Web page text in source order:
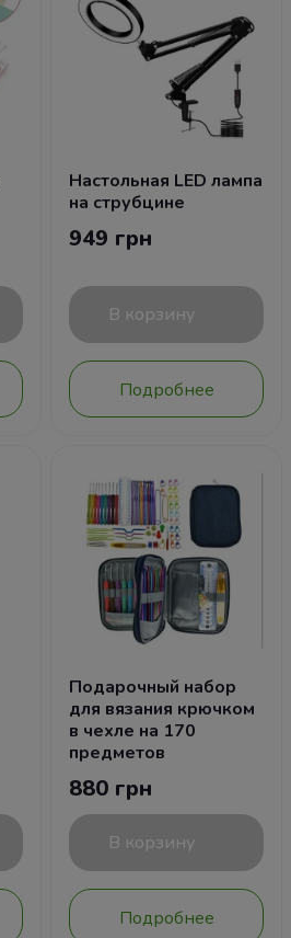
Настольная LED лампа
на струбцине
949 грн
В корзину
Подробнее
Подарочный набор
для вязания крючком
в чехле на 170
предметов
880 грн
В корзину
Подробнее